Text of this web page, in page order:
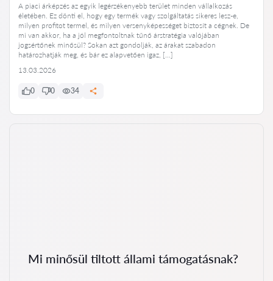
A piaci árképzés az egyik legérzékenyebb terület minden vállalkozás
életében. Ez dönti el, hogy egy termék vagy szolgáltatás sikeres lesz-e,
milyen profitot termel, és milyen versenyképességet biztosít a cégnek. De
mi van akkor, ha a jól megfontoltnak tűnő árstratégia valójában
jogsértőnek minősül? Sokan azt gondolják, az árakat szabadon
határozhatják meg, és bár ez alapvetően igaz, […]
13.03.2026
0 0 34
Mi minősül tiltott állami támogatásnak?